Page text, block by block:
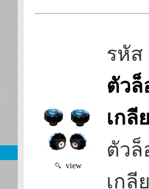
view
รหัส
ตัวล็
เกลี
ตัวล็
เกลี